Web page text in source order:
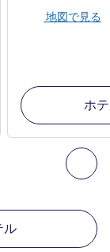
次
辺の他の施設 2
地図で見る
ホ
ル